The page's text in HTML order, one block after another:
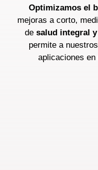
Optimizamos el
mejoras a corto,
de salud integral
permite a
aplicaciones en